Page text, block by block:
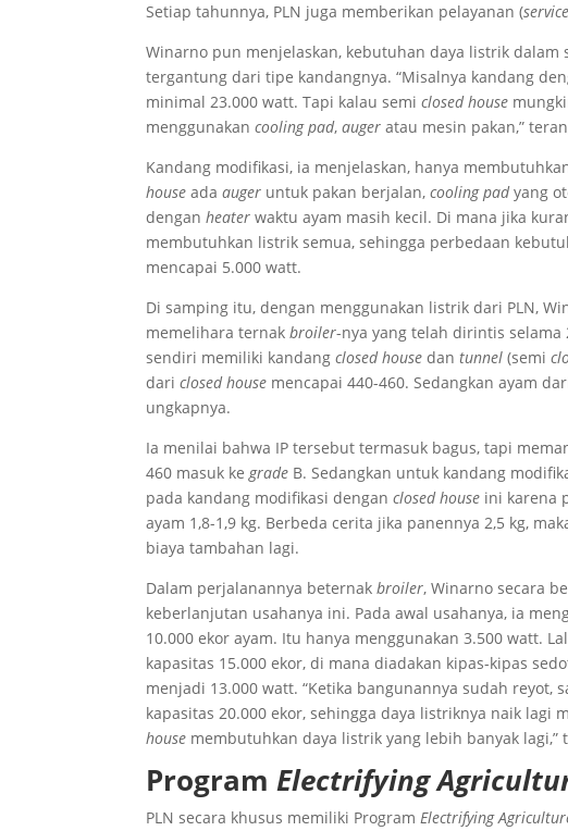
Setiap tahunnya, PLN juga memberikan pelayanan (
Winarno pun menjelaskan, kebutuhan daya listrik
tergantung dari tipe kandangnya. “Misalnya kandang
minimal 23.000 watt. Tapi kalau semiclosed house
menggunakancooling pad,auger atau mesin pakan,”
Kandang modifikasi, ia menjelaskan, hanya
house adaauger untuk pakan berjalan,cooling padyang
denganheater waktu ayam masih kecil. Di mana jika
membutuhkan listrik semua, sehingga perbedaan
mencapai 5.000 watt.
Di samping itu, dengan menggunakan listrik dari PLN,
memelihara ternakbroiler-nya yang telah dirintis selama
sendiri memiliki kandangclosed house dantunnel (semi
dariclosed house mencapai 440-460. Sedangkan ayam
ungkapnya.
Ia menilai bahwa IP tersebut termasuk bagus, tapi
460 masuk kegrade B. Sedangkan untuk kandang
pada kandang modifikasi denganclosed house ini karena
ayam 1,8-1,9 kg. Berbeda cerita jika panennya 2,5 kg,
biaya tambahan lagi.
Dalam perjalanannya beternakbroiler, Winarno secara
keberlanjutan usahanya ini. Pada awal usahanya, ia
10.000 ekor ayam. Itu hanya menggunakan 3.500 watt.
kapasitas 15.000 ekor, di mana diadakan kipas-kipas
menjadi 13.000 watt. “Ketika bangunannya sudah reyot,
kapasitas 20.000 ekor, sehingga daya listriknya naik
house membutuhkan daya listrik yang lebih banyak lagi,”
ProgramElectrifying
PLN secara khusus memiliki ProgramElectrifying